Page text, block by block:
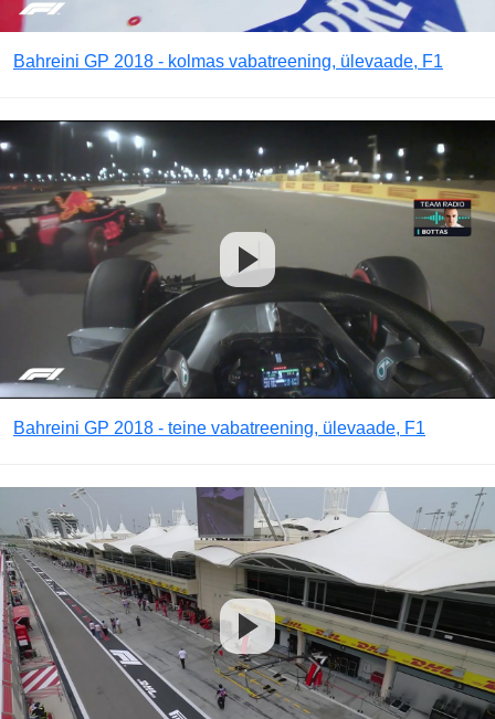
Bahreini GP 2018 - kolmas vabatreening, ülevaade, F1
Bahreini GP 2018 - teine vabatreening, ülevaade, F1